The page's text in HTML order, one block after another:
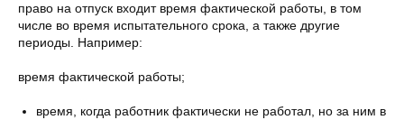
право на отпуск входит время фактической работы, в том
числе во время испытательного срока, а также другие
периоды. Например:
время фактической работы;
время, когда работник фактически не работал, но за ним в